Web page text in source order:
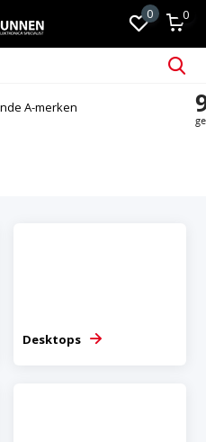
0 0
Altijd passend en persoonlijk advies
Desktops